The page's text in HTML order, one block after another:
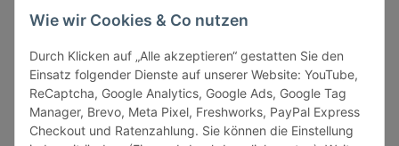
Wie wir Cookies & Co nutzen
Durch Klicken auf „Alle akzeptieren“ gestatten Sie den
Einsatz folgender Dienste auf unserer Website: YouTube,
ReCaptcha, Google Analytics, Google Ads, Google Tag
Manager, Brevo, Meta Pixel, Freshworks, PayPal Express
Checkout und Ratenzahlung. Sie können die Einstellung
Gesetzliche Informationen